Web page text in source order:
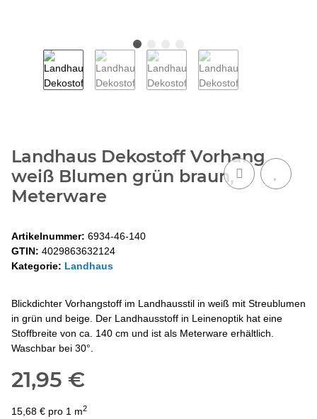
Landhaus Dekostoff Vorhang
weiß Blumen grün braun,
Meterware
Artikelnummer: 6934-46-140
GTIN: 4029863632124
Kategorie: Landhaus
Blickdichter Vorhangstoff im Landhausstil in weiß mit Streublumen
in grün und beige. Der Landhausstoff in Leinenoptik hat eine
Stoffbreite von ca. 140 cm und ist als Meterware erhältlich.
Waschbar bei 30°.
21,95 €
15,68 € pro 1 m2